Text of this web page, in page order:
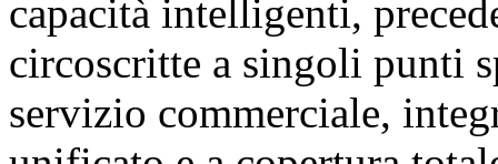
capacità intelligenti,
circoscritte a singoli punti
servizio commerciale,